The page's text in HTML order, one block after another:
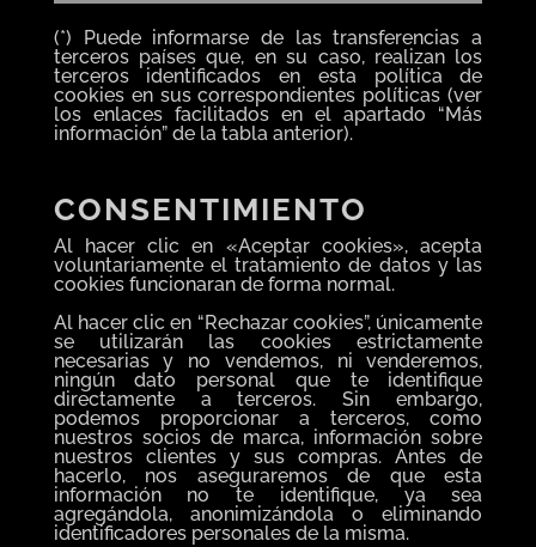
misceláneas
(*) Puede informarse de las transferencias a
terceros países que, en su caso, realizan los
terceros identificados en esta política de
cookies en sus correspondientes políticas (ver
los enlaces facilitados en el apartado “Más
información” de la tabla anterior).
CONSENTIMIENTO
Al hacer clic en «Aceptar cookies», acepta
voluntariamente el tratamiento de datos y las
cookies funcionaran de forma normal.
Al hacer clic en “Rechazar cookies”, únicamente
se utilizarán las cookies estrictamente
necesarias y no vendemos, ni venderemos,
ningún dato personal que te identifique
directamente a terceros. Sin embargo,
podemos proporcionar a terceros, como
nuestros socios de marca, información sobre
nuestros clientes y sus compras. Antes de
hacerlo, nos aseguraremos de que esta
información no te identifique, ya sea
agregándola, anonimizándola o eliminando
identificadores personales de la misma.